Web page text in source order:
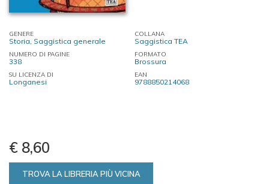
GENERE
Storia Saggistica generale
COLLANA
Saggistica TEA
NUMERO DI PAGINE
338
FORMATO
Brossura
SU LICENZA DI
Longanesi
EAN
9788850214068
€ 8,60
TROVA LA LIBRERIA PIÙ VICINA